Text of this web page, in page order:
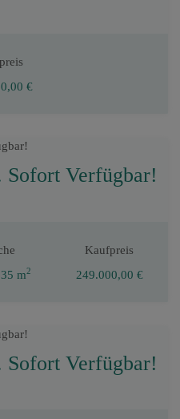
€
Verfügbar!
m2
Kaufpreis
249.000,00 €
Verfügbar!